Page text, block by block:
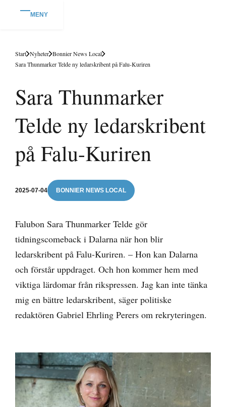
MENY
Start Nyheter Bonnier News Local
Sara Thunmarker Telde ny ledarskribent på Falu-Kuriren
Sara Thunmarker
Telde ny ledarskribent
på Falu-Kuriren
2025-07-04 BONNIER NEWS LOCAL
Falubon Sara Thunmarker Telde gör
tidningscomeback i Dalarna när hon blir
ledarskribent på Falu-Kuriren. – Hon kan Dalarna
och förstår uppdraget. Och hon kommer hem med
viktiga lärdomar från rikspressen. Jag kan inte tänka
mig en bättre ledarskribent, säger politiske
redaktören Gabriel Ehrling Perers om rekryteringen.